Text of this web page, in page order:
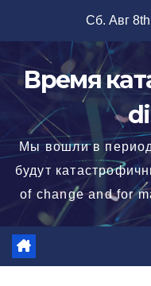
содержимому
Сб. Авг
Время
Мы вошли в
будут
of change and for